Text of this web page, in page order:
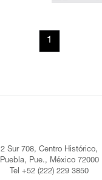
1
2 Sur 708, Centro Histórico,
Puebla, Pue., México 72000
Tel +52 (222) 229 3850